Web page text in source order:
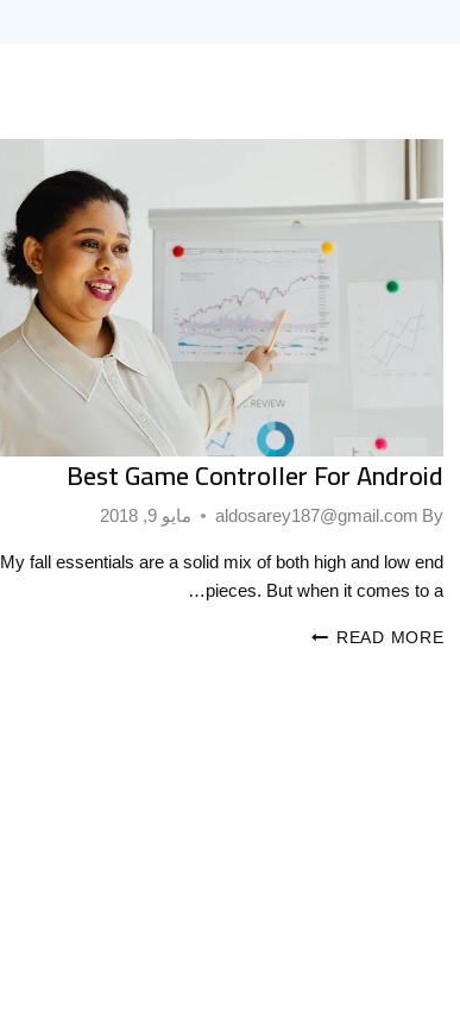
Best Game Controller For Android
By
aldosarey187@gmail.com مايو 9, 2018
My fall essentials are a solid mix of both high and low end
pieces. But when it comes to a…
READ MORE